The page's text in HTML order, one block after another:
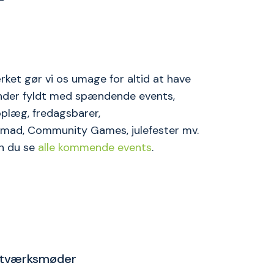
gør vi os umage for altid at have
fyldt med spændende events,
fredagsbarer,